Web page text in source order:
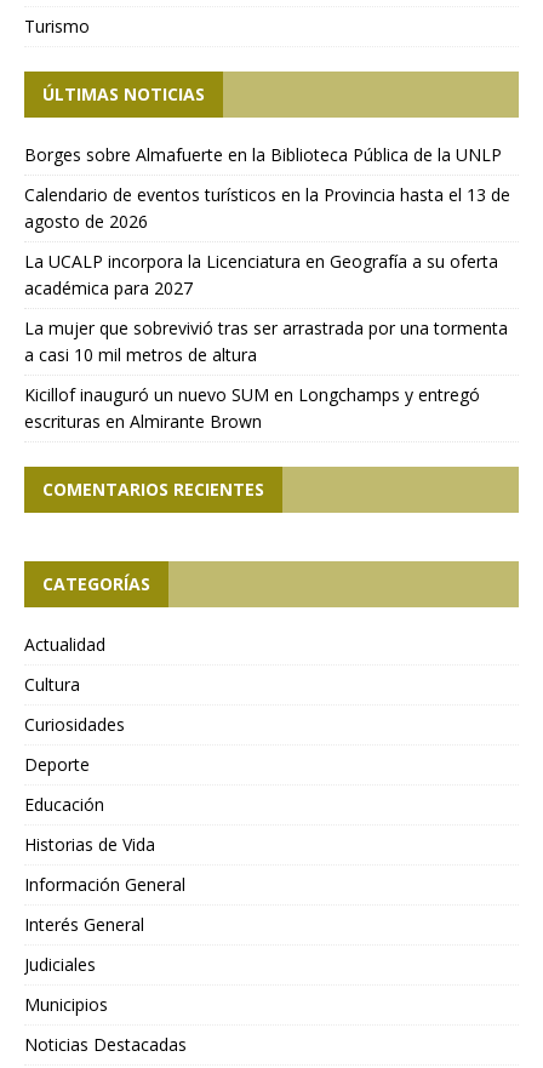
Turismo
ÚLTIMAS NOTICIAS
Borges sobre Almafuerte en la Biblioteca Pública de la UNLP
Calendario de eventos turísticos en la Provincia hasta el 13 de
agosto de 2026
La UCALP incorpora la Licenciatura en Geografía a su oferta
académica para 2027
La mujer que sobrevivió tras ser arrastrada por una tormenta
a casi 10 mil metros de altura
Kicillof inauguró un nuevo SUM en Longchamps y entregó
escrituras en Almirante Brown
COMENTARIOS RECIENTES
CATEGORÍAS
Actualidad
Cultura
Curiosidades
Deporte
Educación
Historias de Vida
Información General
Interés General
Judiciales
Municipios
Noticias Destacadas